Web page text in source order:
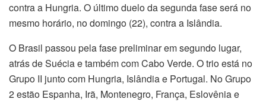
contra a Hungria. O último duelo da segunda fase será no
mesmo horário, no domingo (22), contra a Islândia.
O Brasil passou pela fase preliminar em segundo lugar,
atrás de Suécia e também com Cabo Verde. O trio está no
Grupo II junto com Hungria, Islândia e Portugal. No Grupo
2 estão Espanha, Irã, Montenegro, França, Eslovênia e